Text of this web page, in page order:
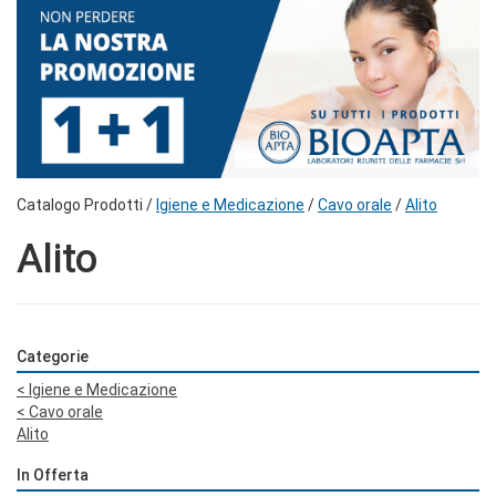
Catalogo Prodotti /Igiene e Medicazione /Cavo orale /Alito
Alito
Categorie
< Igiene e Medicazione
< Cavo orale
Alito
In Offerta